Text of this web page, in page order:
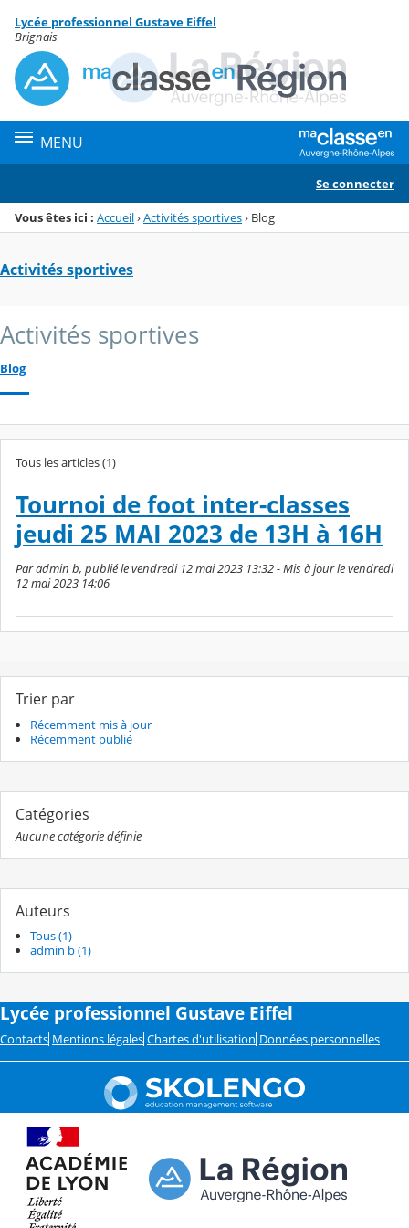
Menu de la rubrique
Contenu
Lycée professionnel Gustave Eiffel
Brignais
MENU
Se connecter
Vous êtes ici : Accueil›Activités sportives› Blog
Activités sportives
Activités sportives
Blog
Tous les articles (1)
Tournoi de foot inter-classes
jeudi 25 MAI 2023 de 13H à 16H
Par admin b, publié le vendredi 12 mai 2023 13:32 - Mis à jour le vendredi
12 mai 2023 14:06
Trier par
Récemment mis à jour
Récemment publié
Catégories
Aucune catégorie définie
Auteurs
Tous (1)
admin b (1)
Lycée professionnel Gustave Eiffel
Contacts Mentions légales Chartes d'utilisation Données personnelles